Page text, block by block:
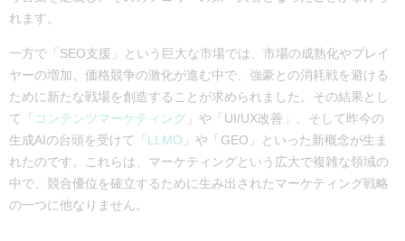
れます。
一方で「SEO支援」という巨大な市場では、市場の成熟化やプレイ
ヤーの増加、価格競争の激化が進む中で、強豪との消耗戦を避ける
ために新たな戦場を創造することが求められました。その結果とし
て「 コンテンツマーケティング 」や「UI/UX改善」、そして昨今の
生成AIの台頭を受けて「 LLMO 」や「GEO」といった新概念が生ま
れたのです。これらは、マーケティングという広大で複雑な領域の
中で、競合優位を確立するために生み出されたマーケティング戦略
の一つに他なりません。